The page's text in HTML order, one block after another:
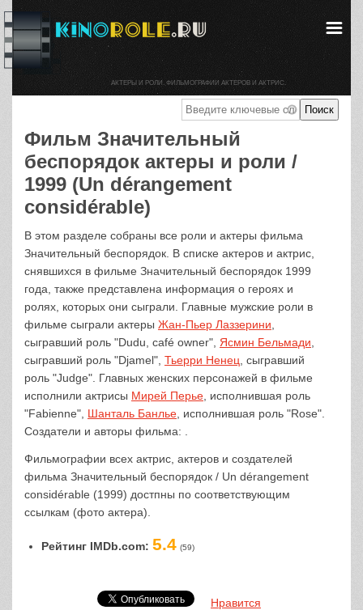
Фильм Значительный
беспорядок актеры и роли /
1999 (Un dérangement
considérable)
В этом разделе собраны все роли и актеры фильма
Значительный беспорядок. В списке актеров и актрис,
снявшихся в фильме Значительный беспорядок 1999
года, также представлена информация о героях и
ролях, которых они сыграли. Главные мужские роли в
фильме сыграли актеры Жан-Пьер Лаззерини
сыгравший роль "Dudu, café owner", Ясмин Бельмади
сыгравший роль "Djamel", Тьерри Ненец , сыгравший
роль "Judge". Главных женских персонажей в фильме
исполнили актрисы Мирей Перье , исполнившая роль
"Fabienne", Шанталь Банлье , исполнившая роль "Rose".
Создатели и авторы фильма: .
Фильмографии всех актрис, актеров и создателей
фильма Значительный беспорядок / Un dérangement
considérable (1999) достпны по соответствующим
ссылкам (фото актера).
Рейтинг IMDb.com: 5.4 (59)
Нравится
АКТЕРЫ И РОЛИ. ФИЛЬМОГРАФИИ АКТЕРОВ И АКТРИС.